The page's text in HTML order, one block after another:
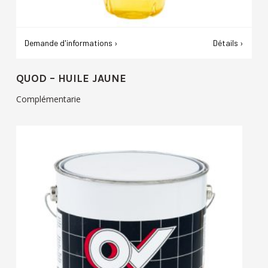
Demande d'informations › Détails ›
QUOD – HUILE JAUNE
Complémentarie